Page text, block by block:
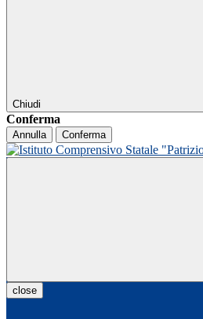
Chiudi
Conferma
Annulla Conferma
close